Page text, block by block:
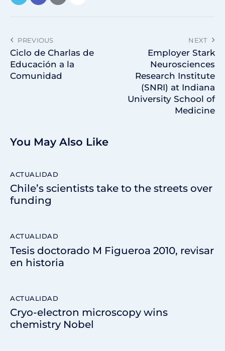
PREVIOUS
Ciclo de Charlas de
Educación a la
Comunidad
NEXT
Employer Stark
Neurosciences
Research Institute
(SNRI) at Indiana
University School of
Medicine
You May Also Like
ACTUALIDAD
Chile’s scientists take to the streets over
funding
ACTUALIDAD
Tesis doctorado M Figueroa 2010, revisar
en historia
ACTUALIDAD
Cryo-electron microscopy wins
chemistry Nobel